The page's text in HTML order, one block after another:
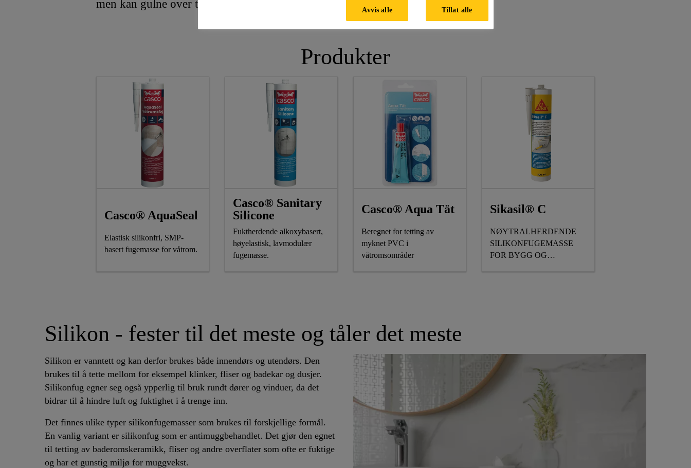
men kan gulne over tid.
Produkter
Casco® AquaSeal
Elastisk silikonfri, SMP-
basert fugemasse for våtrom.
Casco® Sanitary
Silicone
Fuktherdende alkoxybasert,
høyelastisk, lavmodulær
fugemasse.
Casco® Aqua Tät
Beregnet for tetting av
myknet PVC i
våtromsområder
Sikasil® C
NØYTRALHERDENDE
SILIKONFUGEMASSE
FOR BYGG OG
Silikon - fester til det meste og tåler det meste
Silikon er vanntett og kan derfor brukes både innendørs og utendørs. Den
brukes til å tette mellom for eksempel klinker, fliser og badekar og dusjer.
Silikonfug egner seg også ypperlig til bruk rundt dører og vinduer, da det
bidrar til å hindre luft og fuktighet i å trenge inn.
Det finnes ulike typer silikonfugemasser som brukes til forskjellige formål.
En vanlig variant er silikonfug som er antimuggbehandlet. Det gjør den egnet
til tetting av baderomskeramikk, fliser og andre overflater som ofte er fuktige
og har et gunstig miljø for muggvekst.
Avvis alle Tillat alle